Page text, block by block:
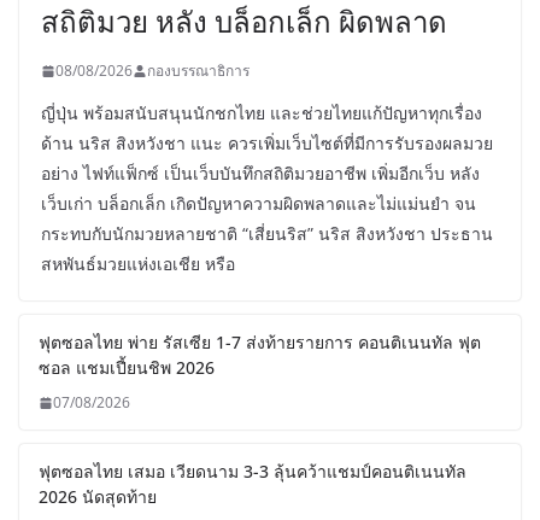
สถิติมวย หลัง บล็อกเล็ก ผิดพลาด
08/08/2026 กองบรรณาธิการ
ญี่ปุ่น พร้อมสนับสนุนนักชกไทย และช่วยไทยแก้ปัญหาทุกเรื่อง
ด้าน นริส สิงหวังชา แนะ ควรเพิ่มเว็บไซต์ที่มีการรับรองผลมวย
อย่าง ไฟท์แฟ็กซ์ เป็นเว็บบันทึกสถิติมวยอาชีพ เพิ่มอีกเว็บ หลัง
เว็บเก่า บล็อกเล็ก เกิดปัญหาความผิดพลาดและไม่แม่นยำ จน
กระทบกับนักมวยหลายชาติ “เสี่ยนริส” นริส สิงหวังชา ประธาน
สหพันธ์มวยแห่งเอเชีย หรือ
ฟุตซอลไทย พ่าย รัสเซีย 1-7 ส่งท้ายรายการ คอนติเนนทัล ฟุต
ซอล แชมเปี้ยนชิพ 2026
07/08/2026
ฟุตซอลไทย เสมอ เวียดนาม 3-3 ลุ้นคว้าแชมป์คอนติเนนทัล
2026 นัดสุดท้าย